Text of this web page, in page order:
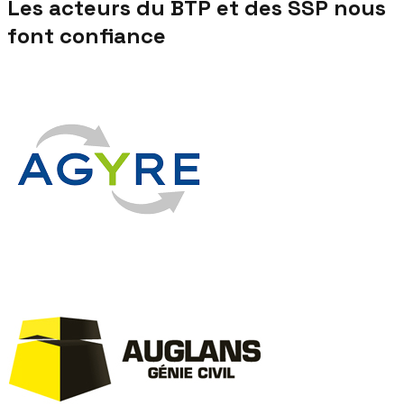
Les acteurs du BTP et des SSP nous
font confiance